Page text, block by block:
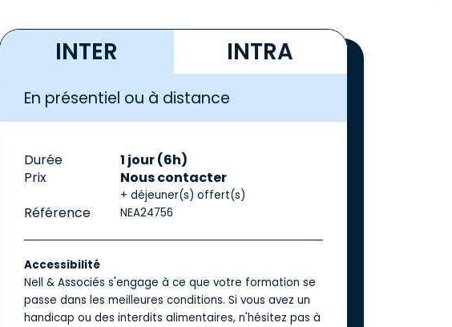
INTER INTRA
En présentiel ou à distance
Durée
1 jour (6h)
Prix
Nous contacter
+ déjeuner(s) offert(s)
Référence NEA24756
Accessibilité
Nell & Associés s'engage à ce que votre formation se
passe dans les meilleures conditions. Si vous avez un
handicap ou des interdits alimentaires, n'hésitez pas à